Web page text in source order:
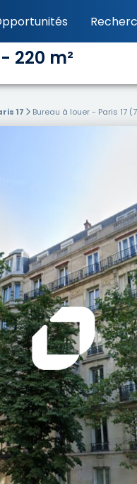
220 m²
17 Bureau à louer - Paris 17